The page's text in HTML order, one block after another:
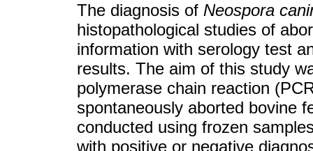
The diagnosis of Neospora
histopathological studies of
information with serology test
results. The aim of this study
polymerase chain reaction
spontaneously aborted bovine
conducted using frozen
with positive or negative